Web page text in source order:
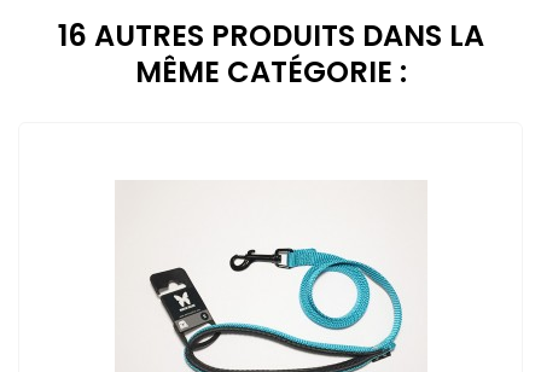
16 AUTRES PRODUITS DANS LA
MÊME CATÉGORIE :